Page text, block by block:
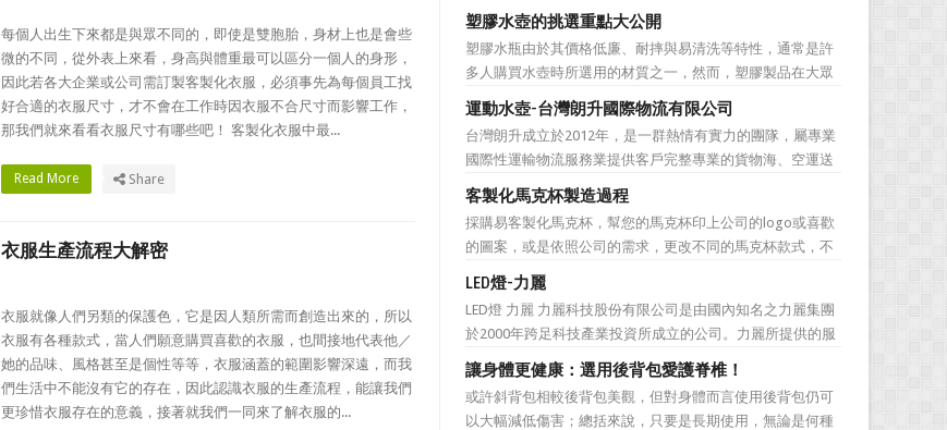
每個人出生下來都是與眾不同的，即使是雙胞胎，身材上也是會些
微的不同，從外表上來看，身高與體重最可以區分一個人的身形，
因此若各大企業或公司需訂製客製化衣服，必須事先為每個員工找
好合適的衣服尺寸，才不會在工作時因衣服不合尺寸而影響工作，
那我們就來看看衣服尺寸有哪些吧！ 客製化衣服中最...
Read More Share
衣服生產流程大解密
衣服就像人們另類的保護色，它是因人類所需而創造出來的，所以
衣服有各種款式，當人們願意購買喜歡的衣服，也間接地代表他／
她的品味、風格甚至是個性等等，衣服涵蓋的範圍影響深遠，而我
們生活中不能沒有它的存在，因此認識衣服的生產流程，能讓我們
更珍惜衣服存在的意義，接著就我們一同來了解衣服的...
並營造「樂在其中」的工作氛圍，務求成為莘莘學子嚮往，
優秀人才聚集，校友引以為傲，社會高度認同的國際知名一
流大學。 中山大學圖書館圖書與資訊處訂製了 糖果色多層搭
扣文件夾 和 ...
塑膠水壺的挑選重點大公開
塑膠水瓶由於其價格低廉、耐摔與易清洗等特性，通常是許
多人購買水壺時所選用的材質之一，然而，塑膠製品在大眾
的印象中較容易會有毒素產生，這次，採購易將於您分享關
於選購塑膠水壺時需要注意的地方。 重點一、塑膠編號的
選擇 這裡的塑膠編號高低不是指耐熱程度，而是指不同塑
料材質的編號...
運動水壺-台灣朗升國際物流有限公司
台灣朗升成立於2012年，是一群熱情有實力的團隊，屬專業
國際性運輸物流服務業提供客戶完整專業的貨物海、空運送
服務。服務網遍及全球。秉持”我們用心、 客戶放心”的經營
理念，提供專業、負責、安全、便捷及熱忱的優良服務品
質。多樣式的服務項目滿足您全球化擴展商機的腳步，並可
依客戶之需求提...
客製化馬克杯製造過程
採購易客製化馬克杯，幫您的馬克杯印上公司的logo或喜歡
的圖案，或是依照公司的需求，更改不同的馬克杯款式，不
管是馬克杯是高矮胖瘦，採購易都能為您客製化馬克杯，製
作一款獨一無二的樣式，但是製作一個馬克杯需要花費多久
的時間呢？相信您看完採購易介紹後，內心也會蠢蠢欲動的
想去手拉坏體驗館...
LED燈-力麗
LED燈 力麗 力麗科技股份有限公司是由國內知名之力麗集團
於2000年跨足科技產業投資所成立的公司。力麗所提供的服
務有：軟體開發、協助企業補助計畫、資安產品代理、資訊
整合服務、解抉方案、資訊安全、儲存系統，網路規劃等加
值服務！ 作為科技公司，訂購禮品又怎能普普通...
讓身體更健康：選用後背包愛護脊椎！
或許斜背包相較後背包美觀，但對身體而言使用後背包仍可
以大幅減低傷害；總括來說，只要是長期使用，無論是何種